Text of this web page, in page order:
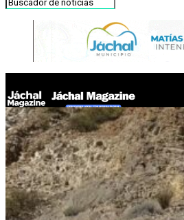
Jáchal Magazine
Nueva visita educativa a Gualcamayo
Puertas Abiertas